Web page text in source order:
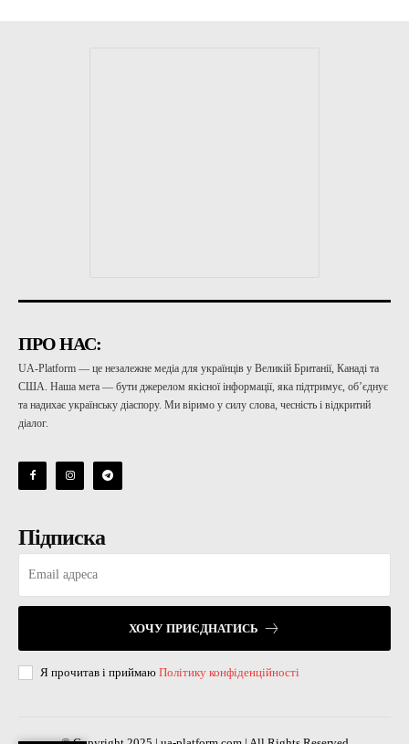
ПРО НАС:
UA-Platform — це незалежне медіа для українців у Великій Британії, Канаді та
США. Наша мета — бути джерелом якісної інформації, яка підтримує, об’єднує
та надихає українську діаспору. Ми віримо у силу слова, чесність і відкритий
діалог.
Підписка
ХОЧУ ПРИЄДНАТИСЬ
Я прочитав і приймаю Політику конфіденційності